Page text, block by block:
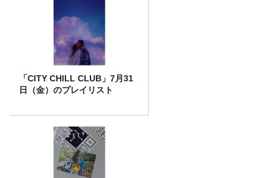
「CITY CHILL CLUB」7月31
日（金）のプレイリスト